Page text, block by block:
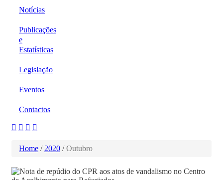
Notícias
Publicações
e
Estatísticas
Legislação
Eventos
Contactos
Home / 2020 /Outubro